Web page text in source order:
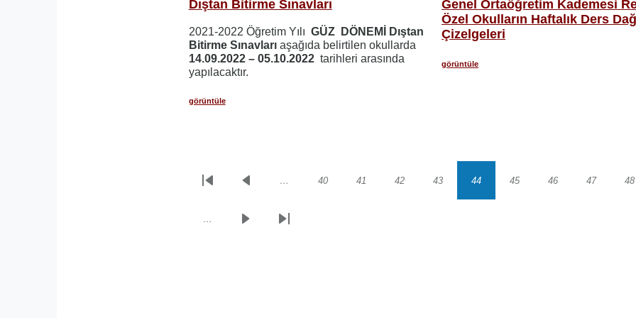
Dıştan Bitirme Sınavları
2021-2022 Öğretim Yılı GÜZ DÖNEMİ Dıştan
Bitirme Sınavlarıaşağıda belirtilen okullarda
14.09.2022 – 05.10.2022 tarihleri arasında
yapılacaktır.
görüntüle
Genel Ortaöğretim Kademesi
Özel Okulların Haftalık Ders
Çizelgeleri
görüntüle
Sayfalama
İlk
Önceki
… Sayfa
40 Sayfa
41 Sayfa
42 Sayfa
43 Sayfa
44 Sayfa
45 Sayfa
46 Sayfa
47 48
…
Sonraki
Son